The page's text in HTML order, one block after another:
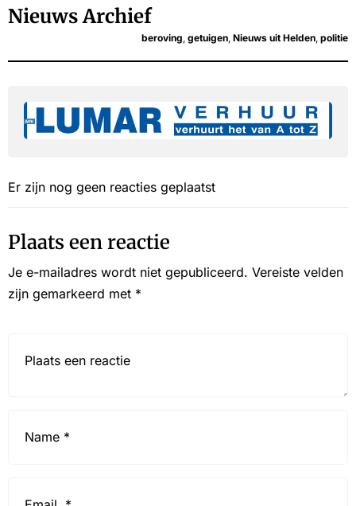
Nieuws Archief
beroving getuigen Nieuws uit Helden politie
Er zijn nog geen reacties geplaatst
Plaats een reactie
Je e-mailadres wordt niet gepubliceerd. Vereiste velden
zijn gemarkeerd met *